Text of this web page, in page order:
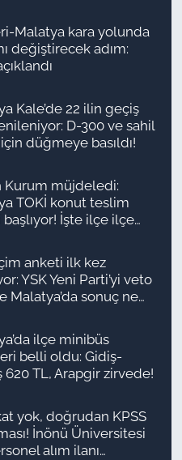
Malatya kara yolunda
değiştirecek adım:
Kale’de 22 ilin geçiş
D-300 ve sahil
düğmeye basıldı!
Kurum müjdeledi:
TOKİ konut teslim
İşte ilçe ilçe
anketi ilk kez
YSK Yeni Parti’yi veto
Malatya’da sonuç ne
ilçe minibüs
belli oldu: Gidiş-
620 TL, Arapgir zirvede!
yok, doğrudan KPSS
İnönü Üniversitesi
alım ilanı